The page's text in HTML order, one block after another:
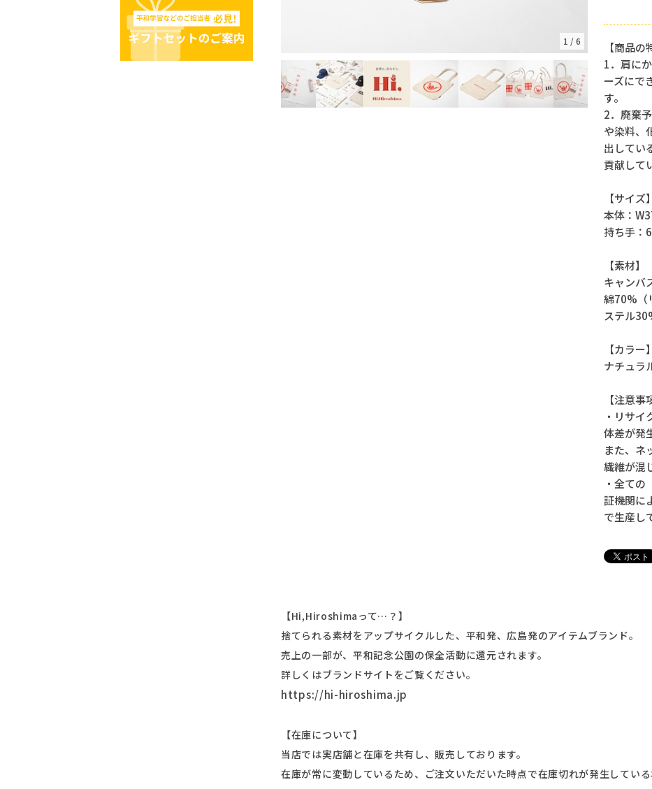
1 /6
【商品の
1．肩に
ーズにで
す。
2．廃棄
や染料、
出してい
貢献して
【サイズ】
本体：
持ち手
【素材】
キャンバ
綿70%（
ステル
【カラー】
ナチュラ
【注意事
・リサイ
体差が発
また、ネ
繊維が混
・全ての
証機関に
で生産し
【Hi,Hiroshimaって…？】
捨てられる素材をアップサイクルした、平和発、広島発のアイテムブランド。
売上の一部が、平和記念公園の保全活動に還元されます。
詳しくはブランドサイトをご覧ください。
https://hi-hiroshima.jp
【在庫について】
当店では実店舗と在庫を共有し、販売しております。
在庫が常に変動しているため、ご注文いただいた時点で在庫切れが発生している